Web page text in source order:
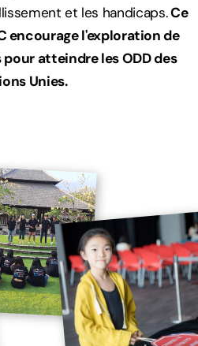
et les handicaps.Ce
encourage l'exploration de
atteindre les ODD des
Unies.